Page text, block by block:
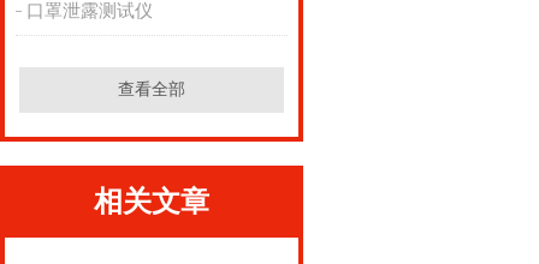
口罩泄露测试仪
查看全部
相关文章